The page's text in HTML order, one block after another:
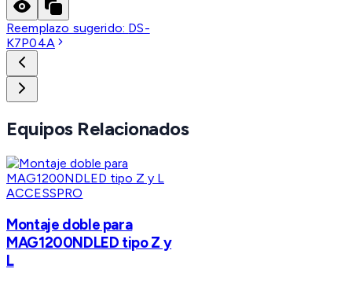
Reemplazo sugerido: DS-
K7P04A
Equipos Relacionados
ACCESSPRO
Montaje doble para
MAG1200NDLED tipo Z y
L